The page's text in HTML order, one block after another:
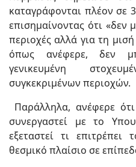
καταγράφονται πλέον σε
επισημαίνοντας ότι «δεν
περιοχές αλλά για τη
όπως ανέφερε, δεν
γενικευμένη
συγκεκριμένων περιοχών.
Παράλληλα, ανέφερε
συνεργαστεί με το
εξεταστεί τι
θεσμικό πλαίσιο σε